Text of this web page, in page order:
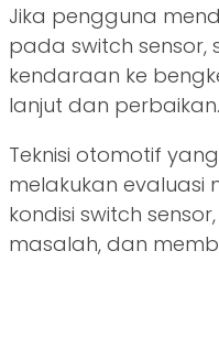
Jika pengguna
pada switch
kendaraan ke
lanjut dan perbaikan.
Teknisi otomotif
melakukan evaluasi
kondisi switch
masalah, dan